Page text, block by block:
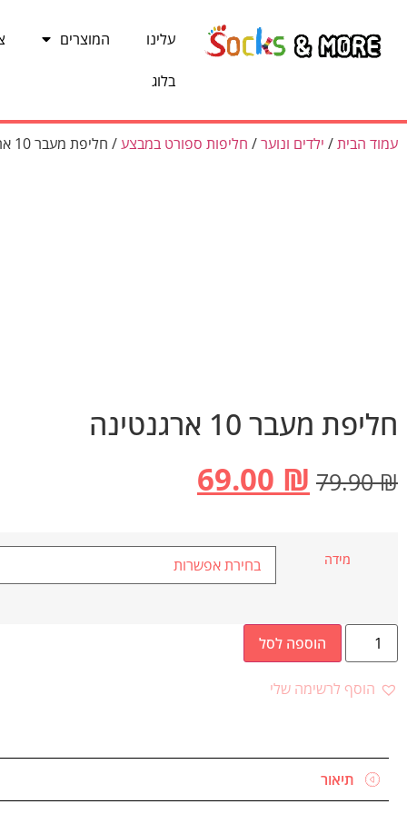
עלינו המוצרים
בלוג
עמוד הבית/ ילדים ונוער/ חליפות ספורט במבצע/ חליפת מעבר 10 ארגנטינה
חליפת מעבר 10 ארגנטינה
79.90₪
69.00 ₪
מידה
הוספה לסל
הוסף לרשימה שלי
תיאור